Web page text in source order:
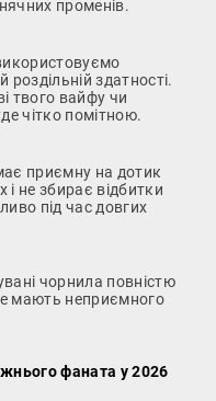
променів.
здатності.
твого вайфу чи
чітко помітною.
приємну на дотик
і не збирає відбитки
під час довгих
чорнила повністю
мають неприємного
фаната у 2026